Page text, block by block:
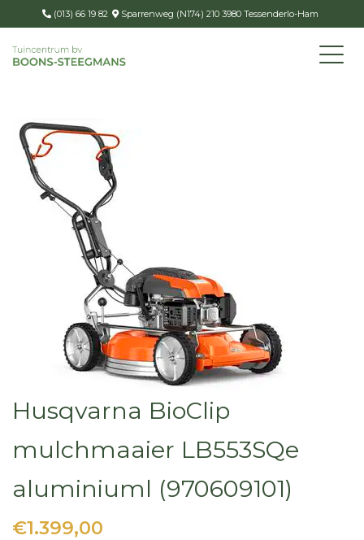
(013) 66 19 82 Sparrenweg (N174) 210 3980 Tessenderlo-Ham
Husqvarna BioClip
mulchmaaier LB553SQe
aluminiuml (970609101)
€1.399,00